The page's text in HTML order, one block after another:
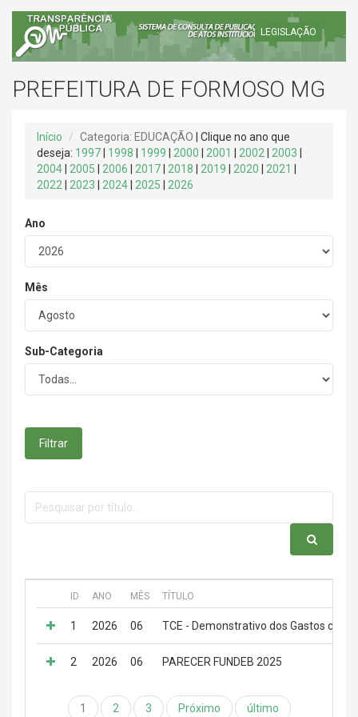
LEGISLAÇÃO
PREFEITURA DE FORMOSO MG
Início Categoria: EDUCAÇÃO | Clique no ano que
deseja: 1997 1998 1999 2000 2001 2002 2003
2004
2005 2006 2017 2018 2019 2020 2021
2022
2023 2024 2025 2026
Ano
Mês
Sub-Categoria
Filtrar
ID ANO MÊS TÍTULO
1 2026 06 TCE - Demonstrativo dos Gastos com
2 2026 06 PARECER FUNDEB 2025
1 2 3 Próximo último